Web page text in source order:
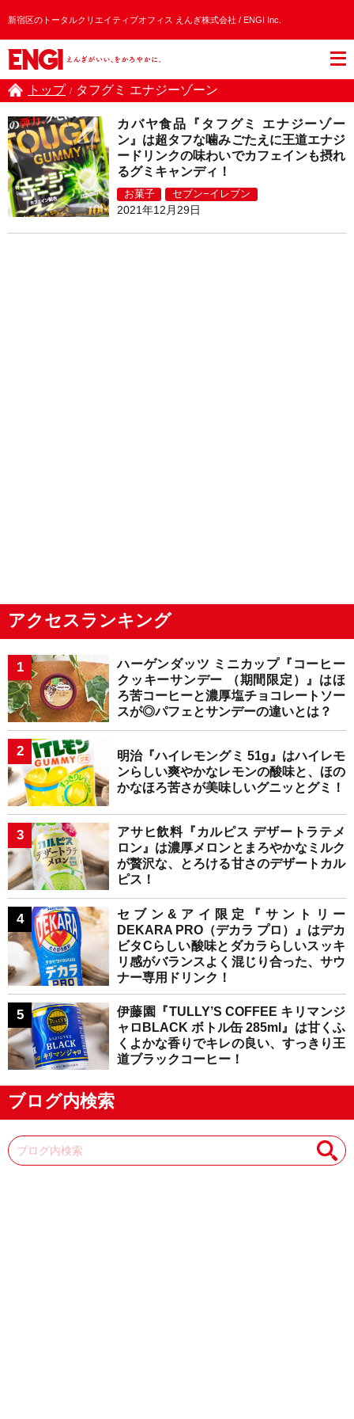
新宿区のトータルクリエイティブオフィス えんぎ株式会社 / ENGI Inc.
トップ / タフグミ エナジーゾーン
カバヤ食品『タフグミ エナジーゾー
ン』は超タフな噛みごたえに王道エナジ
ードリンクの味わいでカフェインも摂れ
るグミキャンディ！
お菓子 セブン−イレブン
2021年12月29日
アクセスランキング
ハーゲンダッツ ミニカップ『コーヒー
クッキーサンデー （期間限定）』はほ
ろ苦コーヒーと濃厚塩チョコレートソー
スが◎パフェとサンデーの違いとは？
明治『ハイレモングミ 51g』はハイレモ
ンらしい爽やかなレモンの酸味と、ほの
かなほろ苦さが美味しいグニッとグミ！
アサヒ飲料『カルピス デザートラテメ
ロン』は濃厚メロンとまろやかなミルク
が贅沢な、とろける甘さのデザートカル
ピス！
セブン&アイ限定『サントリー
DEKARA PRO（デカラ プロ）』はデカ
ビタCらしい酸味とダカラらしいスッキ
リ感がバランスよく混じり合った、サウ
ナー専用ドリンク！
伊藤園『TULLY’S COFFEE キリマンジ
ャロBLACK ボトル缶 285ml』は甘くふ
くよかな香りでキレの良い、すっきり王
道ブラックコーヒー！
ブログ内検索